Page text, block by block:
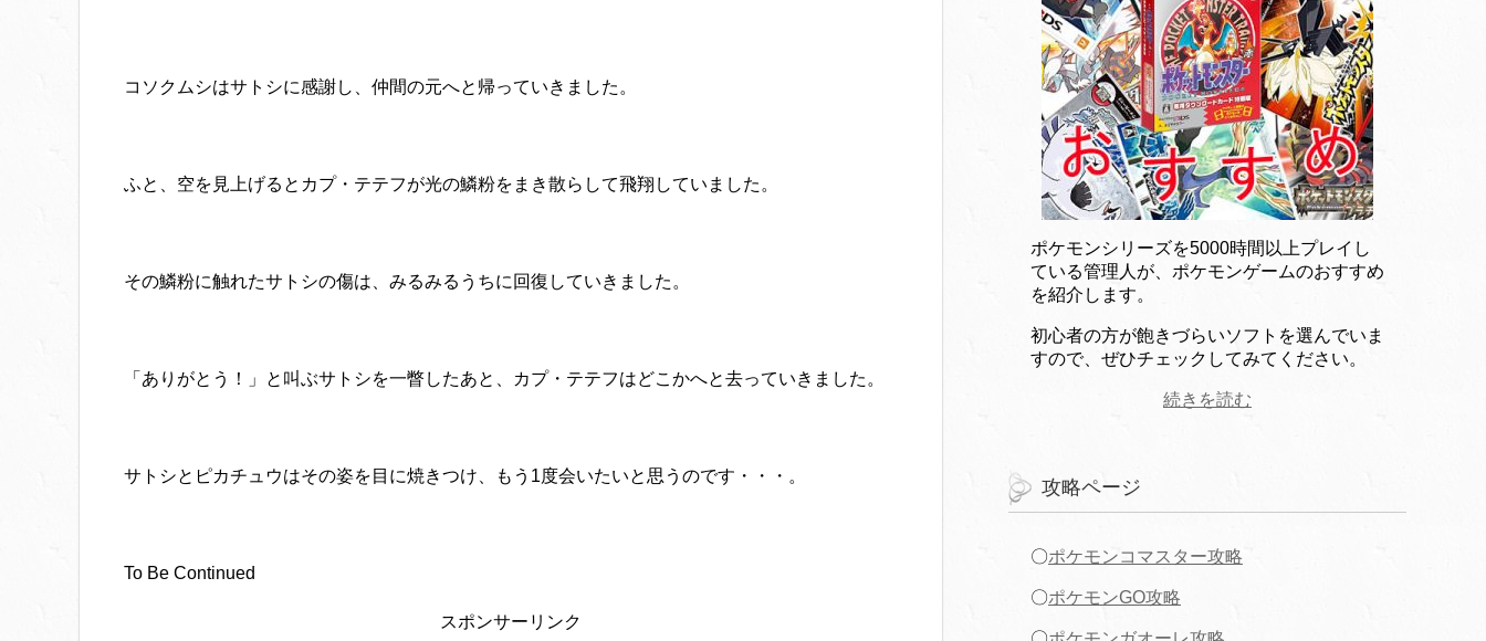
コソクムシはサトシに感謝し、仲間の元へと帰っていきました。
ふと、空を見上げるとカプ・テテフが光の鱗粉をまき散らして飛翔していました。
その鱗粉に触れたサトシの傷は、みるみるうちに回復していきました。
「ありがとう！」と叫ぶサトシを一瞥したあと、カプ・テテフはどこかへと去っていきました。
サトシとピカチュウはその姿を目に焼きつけ、もう1度会いたいと思うのです・・・。
To Be Continued
スポンサーリンク
ポケモンシリーズを5000時間以上プレイし
ている管理人が、ポケモンゲームのおすすめ
を紹介します。
初心者の方が飽きづらいソフトを選んでいま
すので、ぜひチェックしてみてください。
続きを読む
攻略ページ
〇ポケモンコマスター攻略
〇ポケモンGO攻略